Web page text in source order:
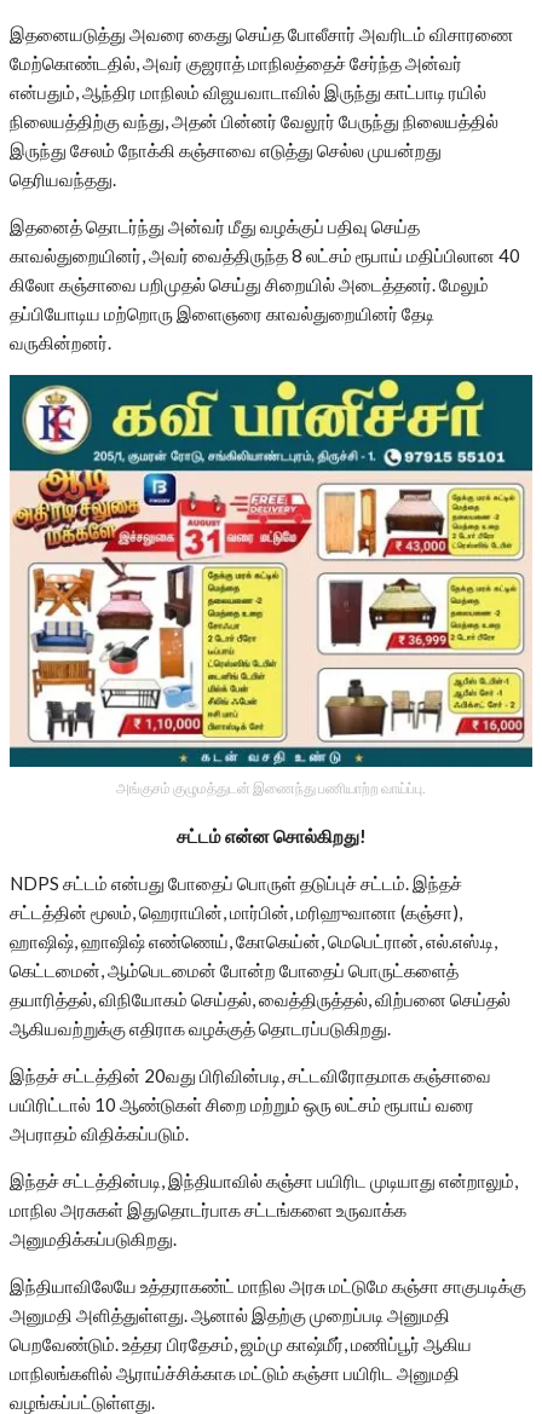
இதனையடுத்து அவரை கைது செய்த போலீசார் அவரிடம் விசாரணை
மேற்கொண்டதில், அவர் குஜராத் மாநிலத்தைச் சேர்ந்த அன்வர்
என்பதும், ஆந்திர மாநிலம் விஜயவாடாவில் இருந்து காட்பாடி ரயில்
நிலையத்திற்கு வந்து, அதன் பின்னர் வேலூர் பேருந்து நிலையத்தில்
இருந்து சேலம் நோக்கி கஞ்சாவை எடுத்து செல்ல முயன்றது
தெரியவந்தது.
இதனைத் தொடர்ந்து அன்வர் மீது வழக்குப் பதிவு செய்த
காவல்துறையினர், அவர் வைத்திருந்த 8 லட்சம் ரூபாய் மதிப்பிலான 40
கிலோ கஞ்சாவை பறிமுதல் செய்து சிறையில் அடைத்தனர். மேலும்
தப்பியோடிய மற்றொரு இளைஞரை காவல்துறையினர் தேடி
வருகின்றனர்.
அங்குசம் குழுமத்துடன் இணைந்து பணியாற்ற வாய்ப்பு.
சட்டம் என்ன சொல்கிறது!
NDPS சட்டம் என்பது போதைப் பொருள் தடுப்புச் சட்டம். இந்தச்
சட்டத்தின் மூலம், ஹெராயின், மார்பின், மரிஹுவானா (கஞ்சா),
ஹாஷிஷ், ஹாஷிஷ் எண்ணெய், கோகெய்ன், மெபெட்ரான், எல்.எஸ்.டி,
கெட்டமைன், ஆம்பெடமைன் போன்ற போதைப் பொருட்களைத்
தயாரித்தல், விநியோகம் செய்தல், வைத்திருத்தல், விற்பனை செய்தல்
ஆகியவற்றுக்கு எதிராக வழக்குத் தொடரப்படுகிறது.
இந்தச் சட்டத்தின் 20வது பிரிவின்படி, சட்டவிரோதமாக கஞ்சாவை
பயிரிட்டால் 10 ஆண்டுகள் சிறை மற்றும் ஒரு லட்சம் ரூபாய் வரை
அபராதம் விதிக்கப்படும்.
இந்தச் சட்டத்தின்படி, இந்தியாவில் கஞ்சா பயிரிட முடியாது என்றாலும்,
மாநில அரசுகள் இதுதொடர்பாக சட்டங்களை உருவாக்க
அனுமதிக்கப்படுகிறது.
இந்தியாவிலேயே உத்தராகண்ட் மாநில அரசு மட்டுமே கஞ்சா சாகுபடிக்கு
அனுமதி அளித்துள்ளது. ஆனால் இதற்கு முறைப்படி அனுமதி
பெறவேண்டும். உத்தர பிரதேசம், ஜம்மு காஷ்மீர், மணிப்பூர் ஆகிய
மாநிலங்களில் ஆராய்ச்சிக்காக மட்டும் கஞ்சா பயிரிட அனுமதி
வழங்கப்பட்டுள்ளது.